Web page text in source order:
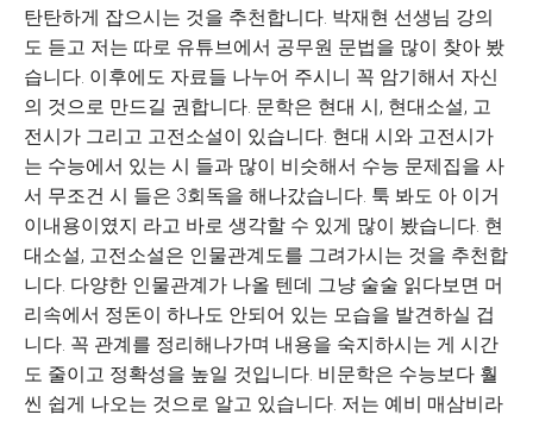
탄탄하게 잡으시는 것을 추천합니다. 박재현 선생님 강의
도 듣고 저는 따로 유튜브에서 공무원 문법을 많이 찾아 봤
습니다. 이후에도 자료들 나누어 주시니 꼭 암기해서 자신
의 것으로 만드길 권합니다. 문학은 현대 시, 현대소설, 고
전시가 그리고 고전소설이 있습니다. 현대 시와 고전시가
는 수능에서 있는 시 들과 많이 비슷해서 수능 문제집을 사
서 무조건 시 들은 3회독을 해나갔습니다. 툭 봐도 아 이거
이내용이였지 라고 바로 생각할 수 있게 많이 봤습니다. 현
대소설, 고전소설은 인물관계도를 그려가시는 것을 추천합
니다. 다양한 인물관계가 나올 텐데 그냥 술술 읽다보면 머
리속에서 정돈이 하나도 안되어 있는 모습을 발견하실 겁
니다. 꼭 관계를 정리해나가며 내용을 숙지하시는 게 시간
도 줄이고 정확성을 높일 것입니다. 비문학은 수능보다 훨
씬 쉽게 나오는 것으로 알고 있습니다. 저는 예비 매삼비라